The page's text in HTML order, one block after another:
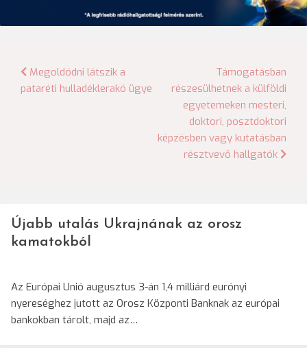
Bejegyzés
navigáció
Megoldódni látszik a
pataréti hulladéklerakó ügye
Támogatásban
részesülhetnek a külföldi
egyetemeken mesteri,
doktori, posztdoktori
képzésben vagy kutatásban
résztvevő hallgatók
Újabb utalás Ukrajnának az orosz
kamatokból
Az Európai Unió augusztus 3-án 1,4 milliárd eurónyi
nyereséghez jutott az Orosz Központi Banknak az európai
bankokban tárolt, majd az…